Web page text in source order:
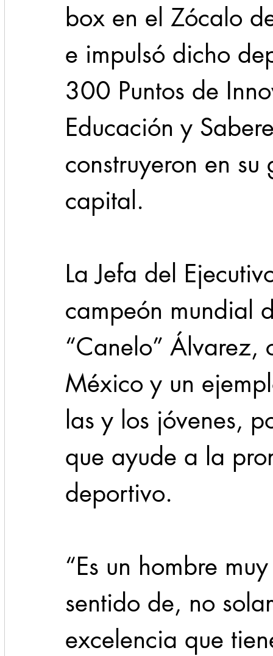
box en el Zócalo
e impulsó dicho
300 Puntos de
Educación y
construyeron en
capital.
La Jefa del
campeón mundial
“Canelo”
México y un
las y los jóvenes,
que ayude a la
deportivo.
“Es un hombre
sentido de, no
excelencia que